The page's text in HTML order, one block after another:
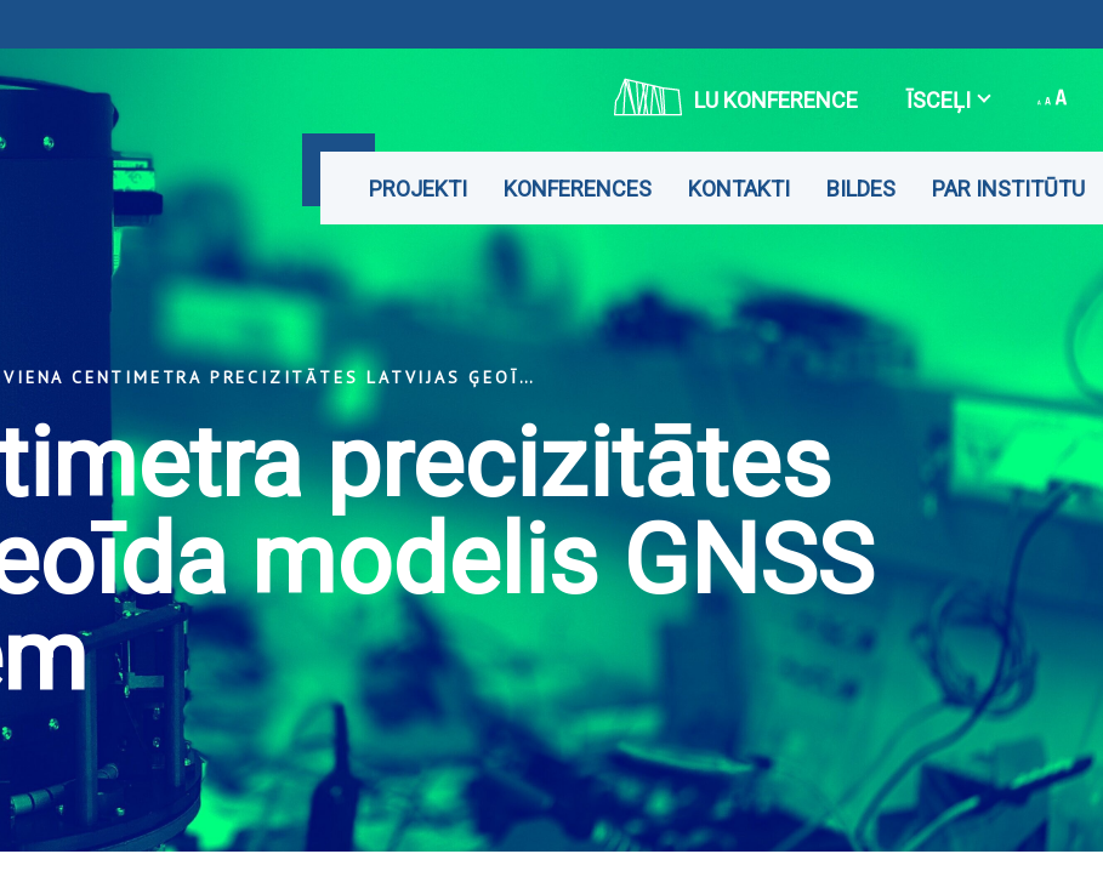
LU KONFERENCE ĪSCEĻI
PROJEKTI KONFERENCES KONTAKTI BILDES PAR INSTITŪTU
VIENA CENTIMETRA PRECIZITĀTES LATVIJAS ĢEOĪDA MODELIS GNSS MĒRĪJUMIEM
precizitātes
modelis GNSS